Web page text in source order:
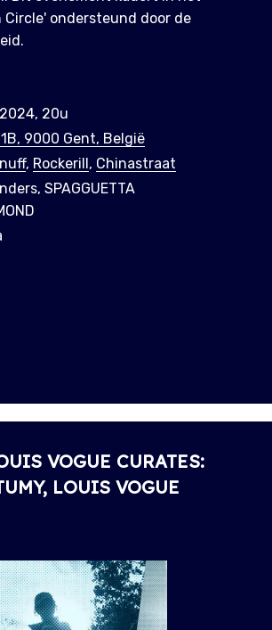
Circle' ondersteund door de
20u
9000 Gent, België
, Rockerill , Chinastraat
SPAGGUETTA
VOGUE CURATES:
LOUIS VOGUE